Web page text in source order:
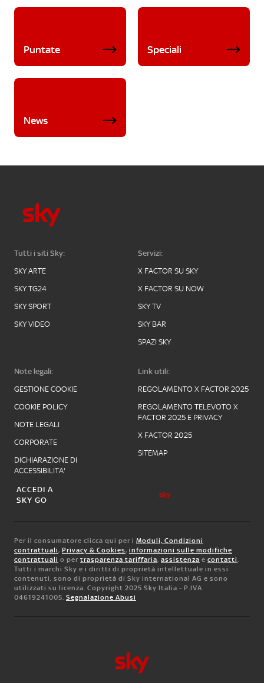
Puntate Speciali
News
Tutti i siti Sky:
SKY ARTE
SKY TG24
SKY SPORT
SKY VIDEO
Servizi:
X FACTOR SU SKY
X FACTOR SU NOW
SKY TV
SKY BAR
SPAZI SKY
Note legali:
GESTIONE COOKIE
COOKIE POLICY
NOTE LEGALI
CORPORATE
DICHIARAZIONE DI
ACCESSIBILITA'
Link utili:
REGOLAMENTO X FACTOR 2025
REGOLAMENTO TELEVOTO X
FACTOR 2025 E PRIVACY
X FACTOR 2025
SITEMAP
ACCEDI A
SKY GO
Per il consumatore clicca qui per i Moduli, Condizioni
contrattuali, Privacy & Cookies, informazioni sulle modifiche
contrattuali o per trasparenza tariffaria, assistenza e contatti.
Tutti i marchi Sky e i diritti di proprietà intellettuale in essi
contenuti, sono di proprietà di Sky international AG e sono
utilizzati su licenza. Copyright 2025 Sky Italia - P.IVA
04619241005. Segnalazione Abusi